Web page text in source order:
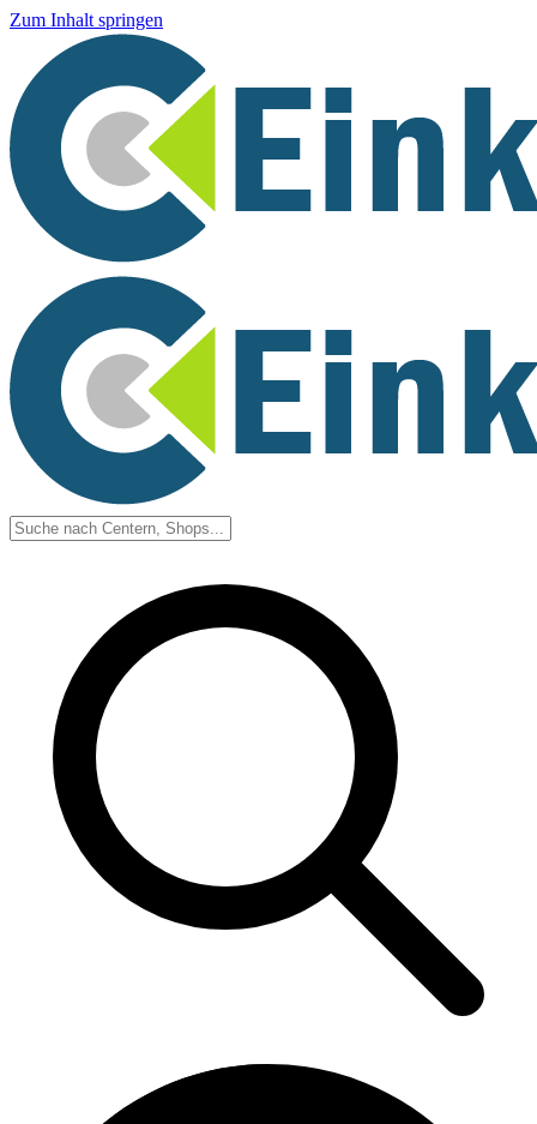
Zum Inhalt springen